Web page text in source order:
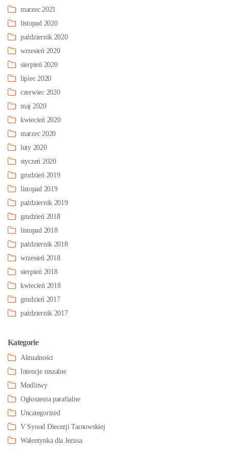
marzec 2021
listopad 2020
październik 2020
wrzesień 2020
sierpień 2020
lipiec 2020
czerwiec 2020
maj 2020
kwiecień 2020
marzec 2020
luty 2020
styczeń 2020
grudzień 2019
listopad 2019
październik 2019
grudzień 2018
listopad 2018
październik 2018
wrzesień 2018
sierpień 2018
kwiecień 2018
grudzień 2017
październik 2017
Kategorie
Aktualności
Intencje mszalne
Modlitwy
Ogłoszenia parafialne
Uncategorized
V Synod Diecezji Tarnowskiej
Walentynka dla Jezusa